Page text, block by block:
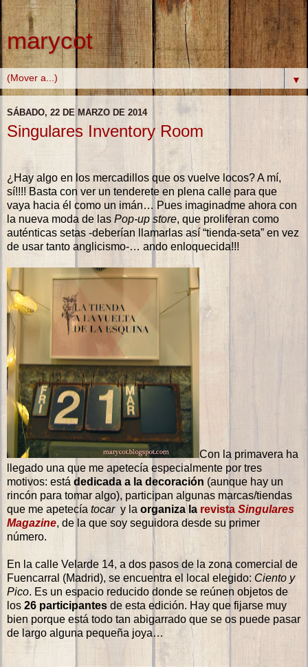
marycot
▼
SÁBADO, 22 DE MARZO DE 2014
Singulares Inventory Room
¿Hay algo en los mercadillos que os vuelve locos? A mí,
sí!!!! Basta con ver un tenderete en plena calle para que
vaya hacia él como un imán… Pues imaginadme ahora con
la nueva moda de las Pop-up store, que proliferan como
auténticas setas -deberían llamarlas así “tienda-seta” en vez
de usar tanto anglicismo-… ando enloquecida!!!
Con la primavera ha
llegado una que me apetecía especialmente por tres
motivos: está dedicada a la decoración (aunque hay un
rincón para tomar algo), participan algunas marcas/tiendas
que me apetecía tocary la organiza la revista Singulares
Magazine, de la que soy seguidora desde su primer
número.
En la calle Velarde 14, a dos pasos de la zona comercial de
Fuencarral (Madrid), se encuentra el local elegido: Ciento y
Pico. Es un espacio reducido donde se reúnen objetos de
los 26 participantes de esta edición. Hay que fijarse muy
bien porque está todo tan abigarrado que se os puede pasar
de largo alguna pequeña joya…